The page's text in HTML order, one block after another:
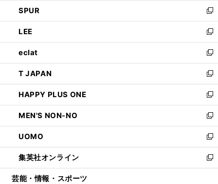
で
開
く
ド
ウ
で
開
く
ィ
ン
ド
ウ
で
開
く
し
い
ウ
ィ
ン
ド
ウ
で
開
く
SPUR
新
し
い
ウ
ィ
ン
ド
ウ
で
開
く
LEE
新
し
い
ウ
ィ
ン
ド
ウ
で
開
く
eclat
新
し
い
ウ
ィ
ン
ド
ウ
で
開
く
T JAPAN
新
し
い
ウ
ィ
ン
ド
ウ
で
開
HAPPY PLUS ONE
新
し
い
ウ
ィ
ン
ド
ウ
MEN'S NON-NO
新
し
い
ウ
ィ
ン
UOMO
新
し
い
ウ
集英社オンライン
新
し
芸能・情報・スポーツ